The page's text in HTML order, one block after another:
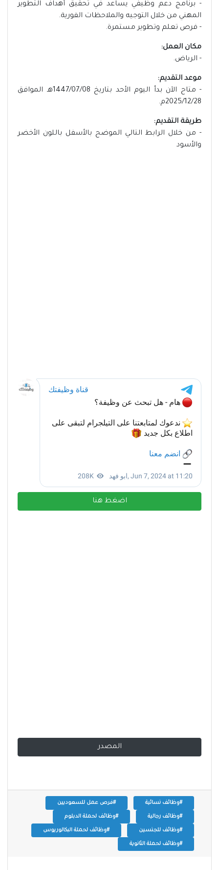
- برنامج دعم وظيفي يساعد في تحقيق أهداف التطوير
المهني من خلال التوجيه والملاحظات الفورية.
- فرص تعلم وتطوير مستمرة.
مكان العمل:
- الرياض.
موعد التقديم:
- متاح الآن بدأ اليوم الأحد بتاريخ 1447/07/08هـ الموافق
2025/12/28م.
طريقة التقديم:
- من خلال الرابط التالي الموضح بالأسفل باللون الأخضر
والأسود
اضغط هنا
المصدر
#وظائف نسائية #فرص عمل للسعوديين
#وظائف رجالية #وظائف لحملة الدبلوم
#وظائف للجنسين #وظائف لحملة البكالوريوس
#وظائف لحملة الثانوية